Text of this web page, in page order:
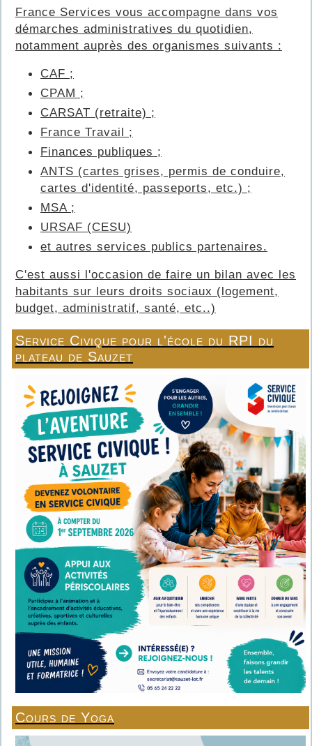
France Services vous accompagne dans vos
démarches administratives du quotidien,
notamment auprès des organismes suivants :
CAF ;
CPAM ;
CARSAT (retraite) ;
France Travail ;
Finances publiques ;
ANTS (cartes grises, permis de conduire,
cartes d'identité, passeports, etc.) ;
MSA ;
URSAF (CESU)
et autres services publics partenaires.
C'est aussi l'occasion de faire un bilan avec les
habitants sur leurs droits sociaux (logement,
budget, administratif, santé, etc..)
Service Civique pour l'école du RPI du
plateau de Sauzet
Cours de Yoga